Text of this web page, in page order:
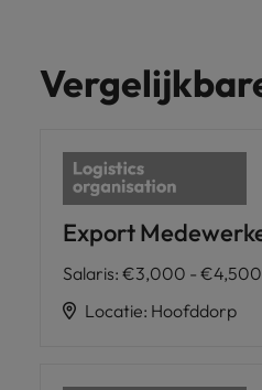
Export
Salaris: €3,000 - €4,500
Locatie: Hoofddorp